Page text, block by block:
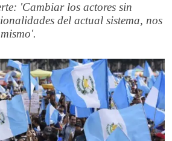
'Cambiar los actores sin
del actual sistema, nos